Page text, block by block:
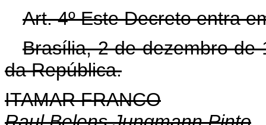
Art. 4º Este Decreto entra
Brasília, 2 de dezembro de
da República.
ITAMAR FRANCO